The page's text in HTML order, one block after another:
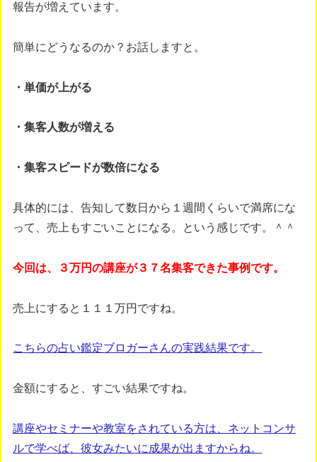
報告が増えています。
簡単にどうなるのか？お話しますと。
・単価が上がる
・集客人数が増える
・集客スピードが数倍になる
具体的には、告知して数日から１週間くらいで満席にな
って、売上もすごいことになる。という感じです。＾＾
今回は、３万円の講座が３７名集客できた事例です。
売上にすると１１１万円ですね。
こちらの占い鑑定ブロガーさんの実践結果です。
金額にすると、すごい結果ですね。
講座やセミナーや教室をされている方は、ネットコンサ
ルで学べば、彼女みたいに成果が出ますからね。